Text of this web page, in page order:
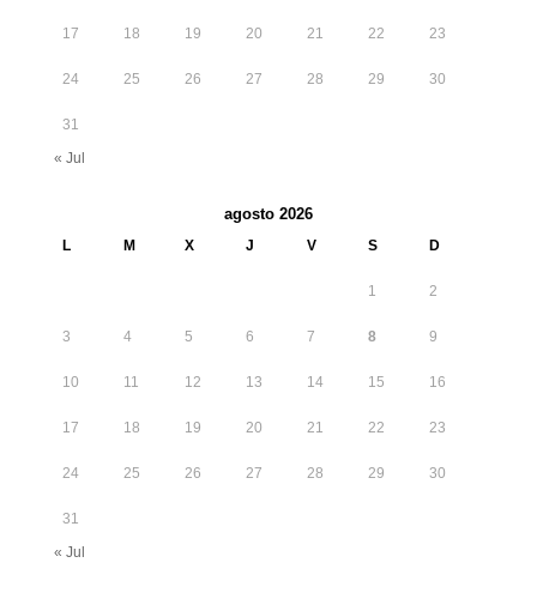
17 18 19 20 21 22 23
24 25 26 27 28 29 30
31
« Jul
agosto 2026
L M X J V S D
1 2
3 4 5 6 7 8 9
10 11 12 13 14 15 16
17 18 19 20 21 22 23
24 25 26 27 28 29 30
31
« Jul